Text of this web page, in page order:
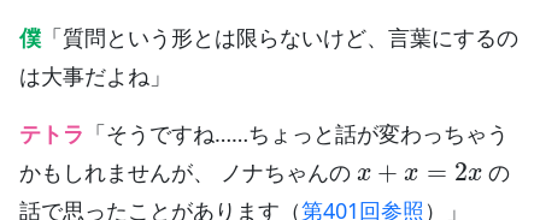
僕 「質問という形とは限らないけど、言葉にするの
は大事だよね」
テトラ 「そうですね……ちょっと話が変わっちゃう
かもしれませんが、 ノナちゃんの
x +x=2 x
の
話で思ったことがあります（第401回参照 ）」